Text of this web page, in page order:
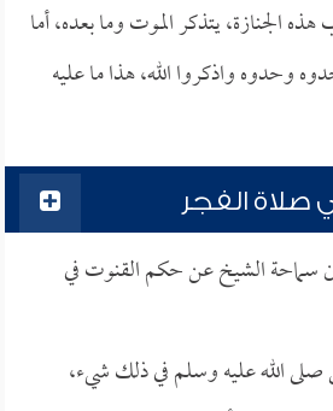
الجنازة، يتذكر الموت وما بعده، أما
وحدوه واذكروا الله، هذا ما عليه
الفجر
سماحة الشيخ عن حكم القنوت في
صلى الله عليه وسلم في ذلك شيء،